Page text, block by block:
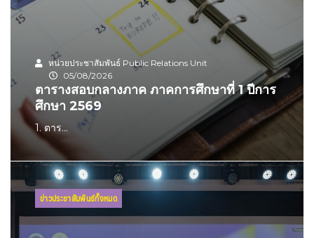
หน่วยประชาสัมพันธ์ Public Relations Unit
05/08/2026
ตารางสอบกลางภาค ภาคการศึกษาที่ 1 ปีการ
ศึกษา 2569
1. ตาร...
ข่าวประชาสัมพันธ์ทั้งหมด